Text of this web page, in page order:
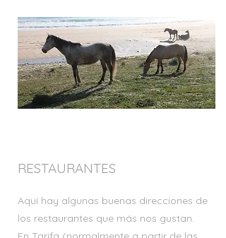
RESTAURANTES
Aquí hay algunas buenas direcciones de
los restaurantes que más nos gustan.